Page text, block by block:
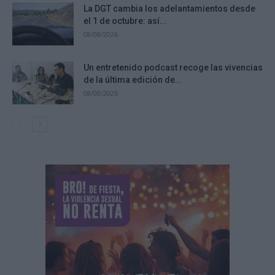
La DGT cambia los adelantamientos desde
el 1 de octubre: así...
08/08/2026
Un entretenido podcast recoge las vivencias
de la última edición de...
08/08/2026